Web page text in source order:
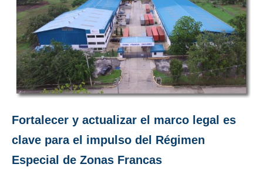
Fortalecer y actualizar el marco legal es
clave para el impulso del Régimen
Especial de Zonas Francas